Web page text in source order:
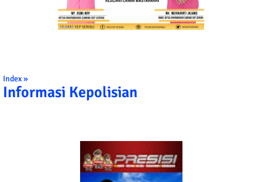
Index »
Informasi Kepolisian